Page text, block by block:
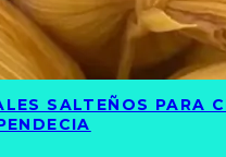
SALTEÑOS PARA